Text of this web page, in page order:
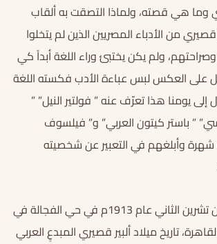
وما هي قصته، ولماذا التصقت به ألقاب
من الأدباء المصريين الذين لم يتخلوا
ولم يكن يختبئ وراء اللغة أبداً كي
على العكس لبس عباءة الأدب فكسته اللغة
إلى يومنا هذا تعرّف عنه ” فولتير النيل” ”
” باستر كيتون العربي” و” فيلسوف
شهرة وأبلغهم في التعبير عن شخصيته
كان اليوم الثالث من تشرين الثاني عام 1913م في حي الفجالة في
تاريخ ميلاد ألبير قصيري المبدعٍ العربي